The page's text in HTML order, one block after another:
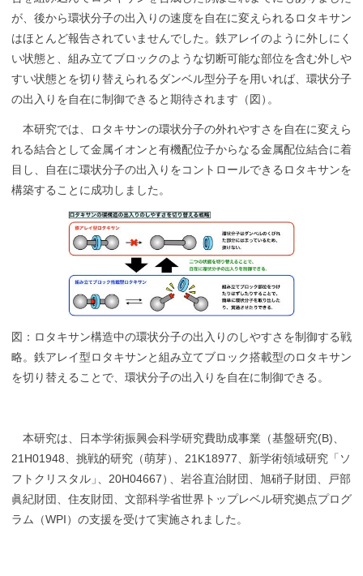
が、後から環状分子の出入りの速度を自在に変えられるロタキサン
はほとんど報告されていませんでした。鉄アレイのように外しにく
い状態と、組み立てブロックのような切断可能な部位を含む外しや
すい状態とを切り替えられるダンベル型分子を用いれば、環状分子
の出入りを自在に制御できると期待されます（図 ） 。
本研究では、ロタキサンの環状分子の外れやすさを自在に変えら
れる結合として金属イオンと有機配位子からなる金属配位結合に着
目し、自在に環状分子の出入りをコントロールできるロタキサンを
構築することに成功しました。
図：ロタキサン構造中の環状分子の出入りのしやすさを制御する戦
略。鉄アレイ型ロタキサンと組み立てブロック搭載型のロタキサン
を切り替えることで、環状分子の出入りを自在に制御できる。
本研究は、日本学術振興会科学研究費助成事業（基盤研究(B)、
21H01948、挑戦的研究（萌芽）
、21K18977、新学術領域研究「ソ
フトクリスタル 」 、20H04667）
、岩谷直治財団、旭硝子財団、戸部
眞紀財団、住友財団、文部科学省世界トップレベル研究拠点プログ
ラム（WPI）の支援を受けて実施されました。